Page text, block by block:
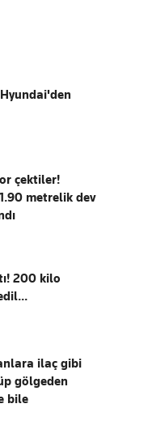
çektiler!
metrelik dev
200 kilo
ilaç gibi
gölgeden
bile